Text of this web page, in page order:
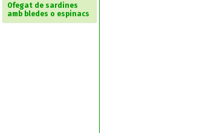
Ofegat de sardines
amb bledes o espinacs